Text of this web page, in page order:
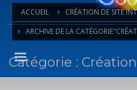
Vous recevrez sous 5 jours
l'exécution de la prestation
Horaire d'ouverture
ACCUEIL
CRÉATION DE SITE
ARCHIVE DE LA
Catégorie :